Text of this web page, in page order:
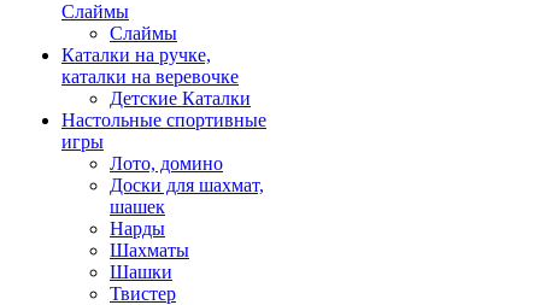
Слаймы
Слаймы
Каталки на ручке,
каталки на веревочке
Детские Каталки
Настольные спортивные
игры
Лото, домино
Доски для шахмат,
шашек
Нарды
Шахматы
Шашки
Твистер